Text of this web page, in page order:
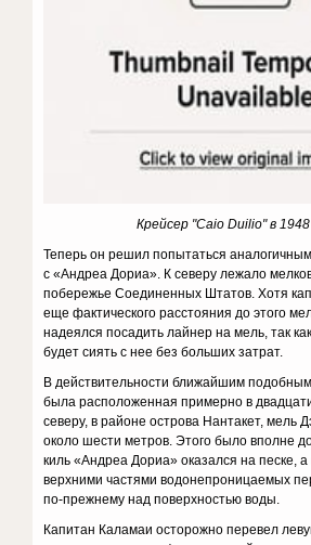
Крейсер "Caio Duilio" в 1948
Теперь он решил попытаться
с «Андреа Дориа». К северу лежало
побережье Соединенных Штатов. Хотя
еще фактического расстояния до этого
надеялся посадить лайнер на мель, так
будет сиять с нее без больших затрат.
В действительности ближайшим
была расположенная примерно в
северу, в районе острова Нантакет, мель
около шести метров. Этого было вполне
киль «Андреа Дориа» оказался на песке,
верхними частями водонепроницаемых
по-прежнему над поверхностью воды.
Капитан Каламаи осторожно перевел